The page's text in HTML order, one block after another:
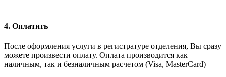
4. Оплатить
После оформления услуги в регистратуре отделения, Вы сразу
можете произвести оплату. Оплата производится как
наличным, так и безналичным расчетом (Visa, MasterCard)